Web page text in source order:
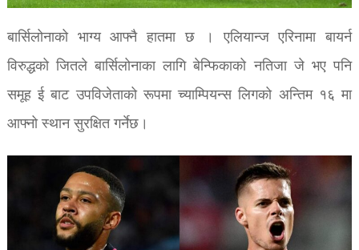
बार्सिलोनाको भाग्य आफ्नै हातमा छ । एलियान्ज एरिनामा बायर्न
विरुद्धको जितले बार्सिलोनाका लागि बेन्फिकाको नतिजा जे भए पनि
समूह ई बाट उपविजेताको रूपमा च्याम्पियन्स लिगको अन्तिम १६ मा
आफ्नो स्थान सुरक्षित गर्नेछ।